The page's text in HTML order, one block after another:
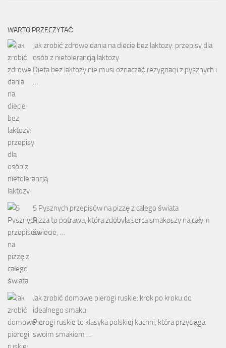
WARTO PRZECZYTAĆ
Jak zrobić zdrowe dania na diecie bez laktozy: przepisy dla
osób z nietolerancją laktozy
Dieta bez laktozy nie musi oznaczać rezygnacji z pysznych i
…
5 Pysznych przepisów na pizzę z całego świata
Pizza to potrawa, która zdobyła serca smakoszy na całym
świecie, …
Jak zrobić domowe pierogi ruskie: krok po kroku do
idealnego smaku
Pierogi ruskie to klasyka polskiej kuchni, która przyciąga
swoim smakiem …